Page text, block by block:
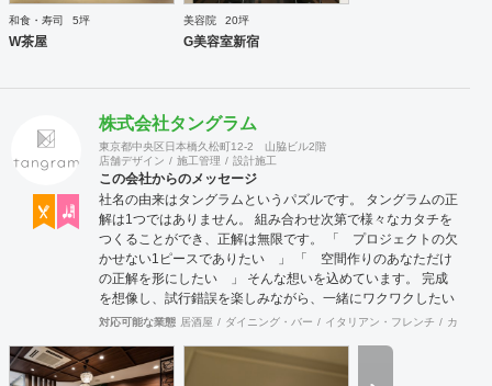
和食・寿司 5坪
W茶屋
美容院 20坪
G美容室新宿
株式会社タングラム
東京都中央区日本橋久松町12-2 山脇ビル2階
店舗デザイン
施工管理 設計施工
この会社からのメッセージ
社名の由来はタングラムというパズルです。 タングラムの正
解は1つではありません。 組み合わせ次第で様々なカタチを
つくることができ、正解は無限です。 「 プロジェクトの欠
かせない1ピースでありたい 」 「 空間作りのあなただけ
の正解を形にしたい 」 そんな想いを込めています。 完成
を想像し、試行錯誤を楽しみながら、 ​一緒にワクワクしたい
と思っています。
対応可能な業態 居酒屋 ダイニング・バー イタリアン・フレンチ カフェ